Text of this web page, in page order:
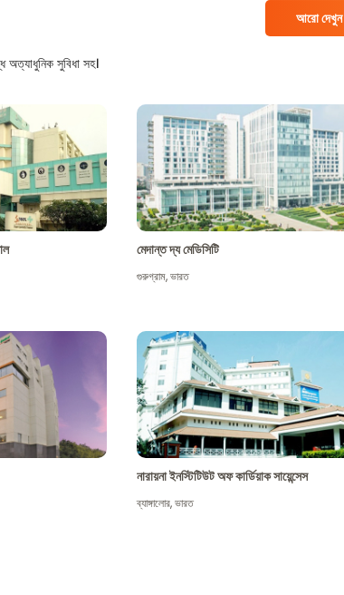
আরো দেখুন
অত্যাধুনিক সুবিধা সহ।
মেদান্ত দ্য মেডিসিটি
গুরুগ্রাম,ভারত
নারায়না ইনস্টিটিউট অফ কার্ডিয়াক সায়েন্সেস
ব্যাঙ্গালোর,ভারত